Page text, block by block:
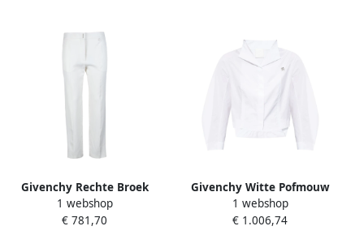
Givenchy Rechte Broek
White Dames
1 webshop
€ 781,70
Givenchy Witte Pofmouw
Blouse White Dames
1 webshop
€ 1.006,74